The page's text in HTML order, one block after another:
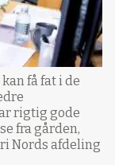
få fat i de
rigtig gode
fra gården,
Nords afdeling